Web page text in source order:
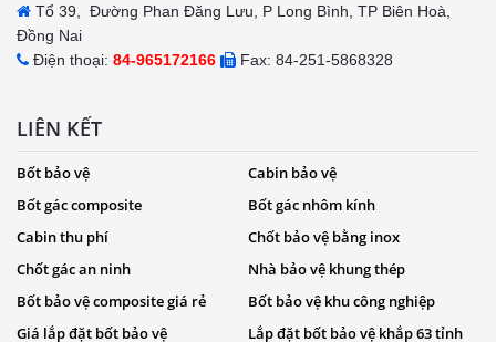
Tổ 39, Đường Phan Đăng Lưu, P Long Bình, TP Biên Hoà,
Đồng Nai
Điện thoại: 84-965172166 Fax: 84-251-5868328
LIÊN KẾT
Bốt bảo vệ
Cabin bảo vệ
Bốt gác composite
Bốt gác nhôm kính
Cabin thu phí
Chốt bảo vệ bằng inox
Chốt gác an ninh
Nhà bảo vệ khung thép
Bốt bảo vệ composite giá rẻ
Bốt bảo vệ khu công nghiệp
Giá lắp đặt bốt bảo vệ
Lắp đặt bốt bảo vệ khắp 63 tỉnh